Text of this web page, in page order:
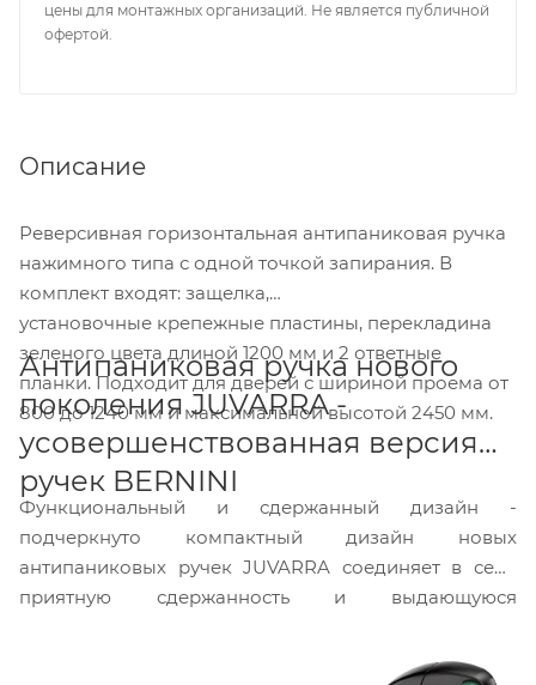
цены для монтажных организаций. Не является публичной
офертой.
Описание
Реверсивная горизонтальная антипаниковая ручка
нажимного типа с одной точкой запирания. В
комплект входят: защелка,
установочные крепежные пластины, перекладина
зеленого цвета длиной 1200 мм и 2 ответные
планки. Подходит для дверей с шириной проема от
800 до 1240 мм и максимальной высотой 2450 мм.
Антипаниковая ручка нового
поколения JUVARRA -
усовершенствованная версия
ручек BERNINI
Функциональный и сдержанный дизайн -
подчеркнуто компактный дизайн новых
антипаниковых ручек JUVARRA соединяет в себе
приятную сдержанность и выдающуюся